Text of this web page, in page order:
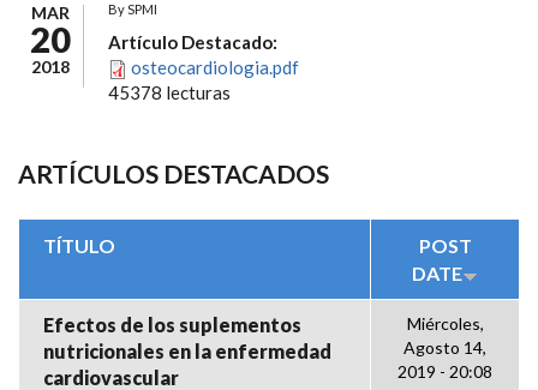
MAR
20
2018
BySPMI
Artículo Destacado:
osteocardiologia.pdf
45378 lecturas
ARTÍCULOS DESTACADOS
TÍTULO
POST
DATE
Efectos de los suplementos
nutricionales en la enfermedad
cardiovascular
Miércoles,
Agosto 14,
2019 - 20:08